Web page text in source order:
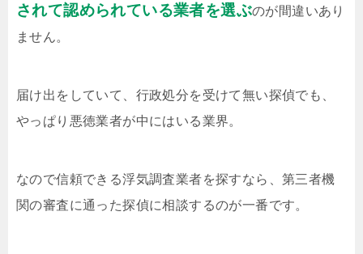
されて認められている業者を選ぶのが間違いあり
ません。
届け出をしていて、行政処分を受けて無い探偵でも、
やっぱり悪徳業者が中にはいる業界。
なので信頼できる浮気調査業者を探すなら、第三者機
関の審査に通った探偵に相談するのが一番です。